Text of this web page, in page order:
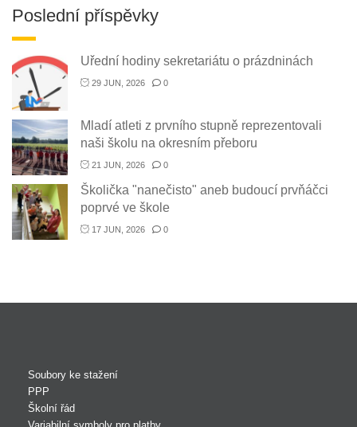
Poslední příspěvky
Uřední hodiny sekretariátu o prázdninách
29 JUN, 2026 0
Mladí atleti z prvního stupně reprezentovali
naši školu na okresním přeboru
21 JUN, 2026 0
Školička "nanečisto" aneb budoucí prvňáčci
poprvé ve škole
17 JUN, 2026 0
Soubory ke stažení
PPP
Školní řád